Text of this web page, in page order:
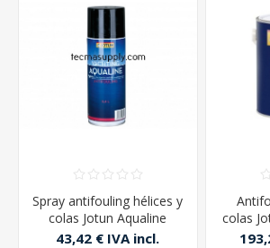
Spray antifouling hélices y
colas Jotun Aqualine
400CC
43,42 € IVA incl.
colas